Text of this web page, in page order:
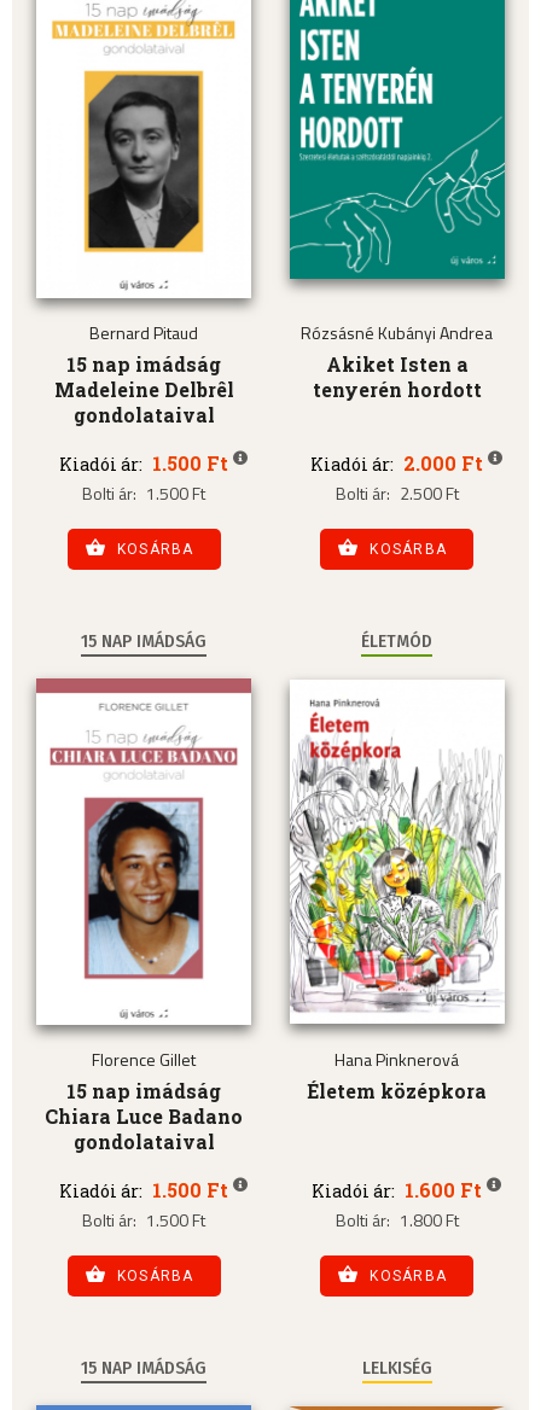
Bernard Pitaud
15 nap imádság
Madeleine Delbrêl
gondolataival
Kiadói ár: 1.500 Ft
Bolti ár: 1.500 Ft
KOSÁRBA
Rózsásné Kubányi Andrea
Akiket Isten a
tenyerén hordott
Kiadói ár: 2.000 Ft
Bolti ár: 2.500 Ft
KOSÁRBA
15 NAP IMÁDSÁG
Florence Gillet
15 nap imádság
Chiara Luce Badano
gondolataival
Kiadói ár: 1.500 Ft
Bolti ár: 1.500 Ft
KOSÁRBA
ÉLETMÓD
Hana Pinknerová
Életem középkora
Kiadói ár: 1.600 Ft
Bolti ár: 1.800 Ft
KOSÁRBA
15 NAP IMÁDSÁG LELKISÉG